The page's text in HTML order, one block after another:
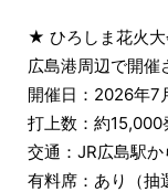
★ ひろしま花火大
広島港周辺で開催
開催日：2026年7
打上数：約15,000
交通：JR広島駅
有料席：あり（抽